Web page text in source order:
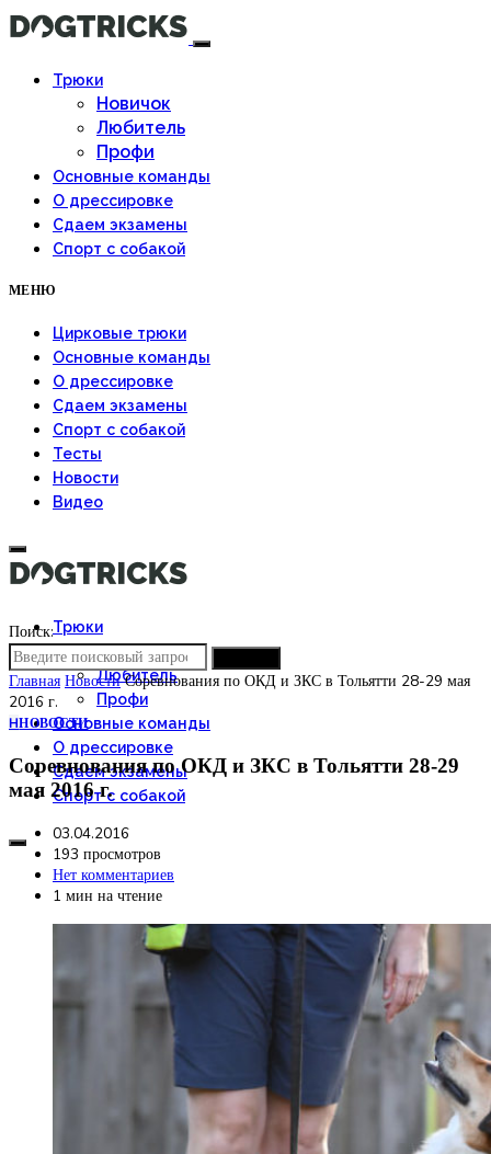
Трюки
Новичок
Любитель
Профи
Основные команды
О дрессировке
Сдаем экзамены
Спорт с собакой
МЕНЮ
Цирковые трюки
Основные команды
О дрессировке
Сдаем экзамены
Спорт с собакой
Тесты
Новости
Видео
Трюки
Новичок
Любитель
Профи
Основные команды
О дрессировке
Сдаем экзамены
Спорт с собакой
Поиск:
Главная Новости Соревнования по ОКД и ЗКС в Тольятти 28-29 мая
2016 г.
ННОВОСТИ
Соревнования по ОКД и ЗКС в Тольятти 28-29
мая 2016 г.
03.04.2016
193 просмотров
Нет комментариев
1 мин на чтение